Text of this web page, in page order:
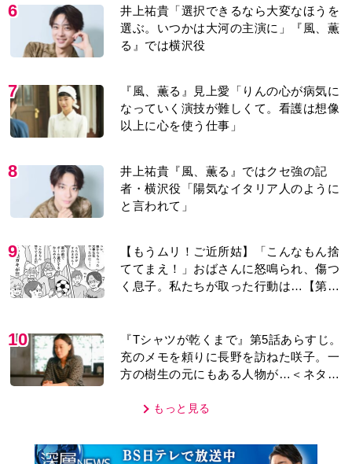
6
井上祐貴「選択できるなら大変なほうを
選ぶ。いつかは大河の主演に」『風、薫
る』では横沢役
7
『風、薫る』見上愛「りんの心が病気に
なっていく演技が難しくて。看護は想像
以上に心を使う仕事」
8
井上祐貴『風、薫る』ではクセ強の記
者・横沢役「陽気なイタリア人のように
と言われて」
9
【もうムリ！ご近所姑】「こんなもん捨
ててまえ！」おばさんに怒鳴られ、傷つ
く息子。私たちが取った行動は…【第3
10
『Tシャツが乾くまで』第5話あらすじ。
充のメモを頼りに長野を訪ねた咲子。一
方の樹生の元にもある人物が…＜ネタバ
もっと見る